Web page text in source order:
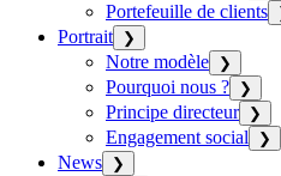
Portefeuille de clients
Portrait ❯
Notre modèle ❯
Pourquoi nous ? ❯
Principe directeur ❯
Engagement social ❯
News ❯